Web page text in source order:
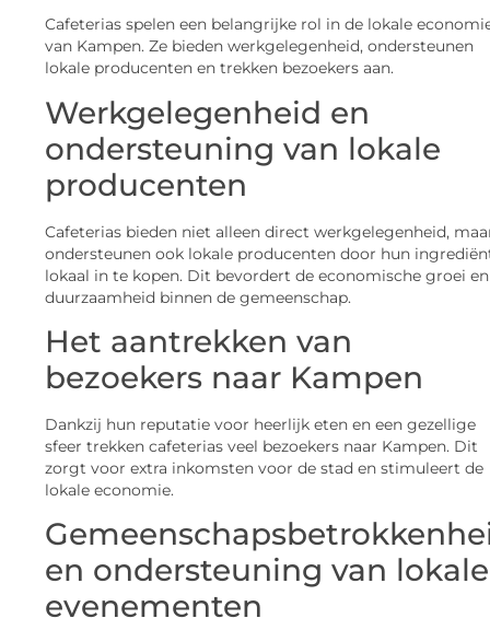
Cafeterias spelen een belangrijke rol in de lokale
van Kampen. Ze bieden werkgelegenheid, ondersteunen
lokale producenten en trekken bezoekers aan.
Werkgelegenheid en
ondersteuning van lokale
producenten
Cafeterias bieden niet alleen direct werkgelegenheid,
ondersteunen ook lokale producenten door hun
lokaal in te kopen. Dit bevordert de economische groei en
duurzaamheid binnen de gemeenschap.
Het aantrekken van
bezoekers naar Kampen
Dankzij hun reputatie voor heerlijk eten en een gezellige
sfeer trekken cafeterias veel bezoekers naar Kampen. Dit
zorgt voor extra inkomsten voor de stad en stimuleert de
lokale economie.
en ondersteuning van lokale
evenementen